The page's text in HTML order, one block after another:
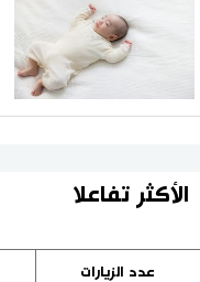
الأكثر تفاعلا
عدد الزيارات